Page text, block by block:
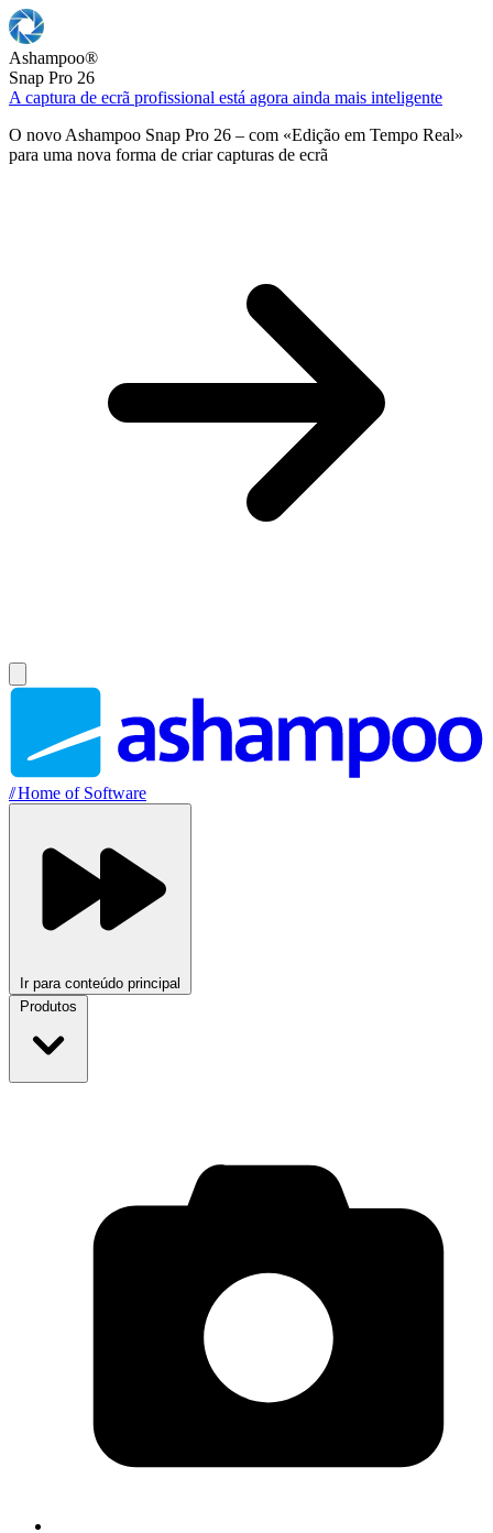
Ashampoo®
Snap Pro 26
A captura de ecrã profissional está agora ainda mais inteligente
O novo Ashampoo Snap Pro 26 – com «Edição em Tempo Real»
para uma nova forma de criar capturas de ecrã
//Home of Software
Ir para conteúdo principal
Produtos